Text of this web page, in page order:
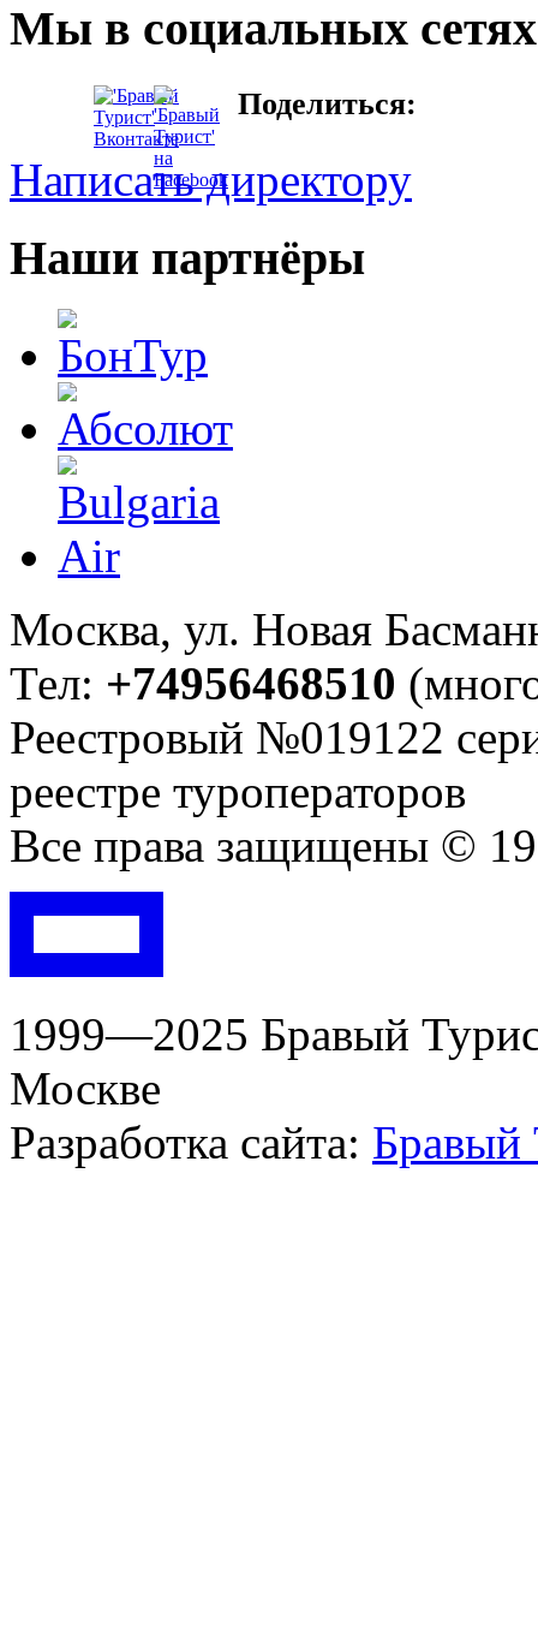
Мы в социальных сетях
Поделиться:
Написать директору
Наши партнёры
Москва, ул. Новая
Тел: +74956468510
Реестровый №019122
реестре туроператоров
Все права защищены ©
1999—2025 Бравый
Москве
Разработка сайта: Бравый